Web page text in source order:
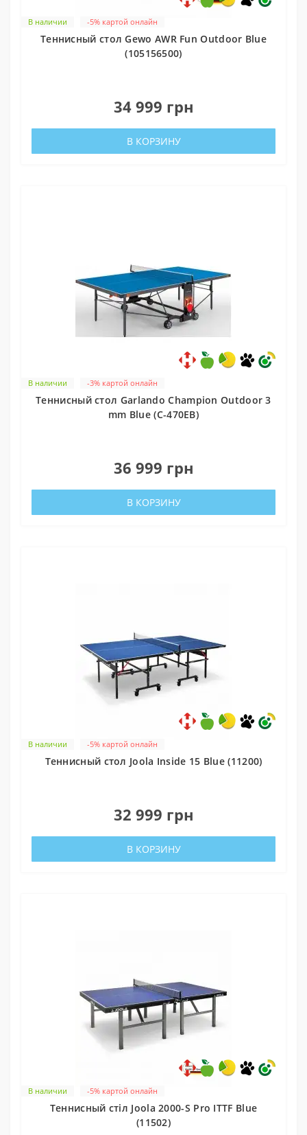
В наличии -5% картой онлайн
Теннисный стол Gewo AWR Fun Outdoor Blue
(105156500)
34 999 грн
В КОРЗИНУ
В наличии -3% картой онлайн
Теннисный стол Garlando Champion Outdoor 3
mm Blue (C-470EB)
36 999 грн
В КОРЗИНУ
В наличии -5% картой онлайн
Теннисный стол Joola Inside 15 Blue (11200)
32 999 грн
В КОРЗИНУ
В наличии -5% картой онлайн
Теннисный стіл Joola 2000-S Pro ITTF Blue
(11502)